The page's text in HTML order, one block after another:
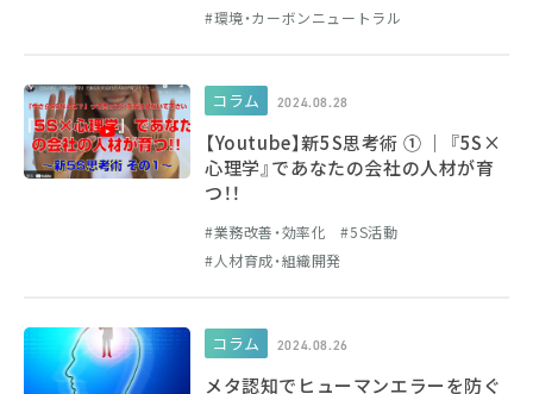
環境・カーボンニュートラル
コラム 2024.08.28
【Youtube】新5S思考術 ① │ 『5S×
心理学』であなたの会社の人材が育
つ！！
業務改善・効率化
5S活動
人材育成・組織開発
コラム 2024.08.26
メタ認知でヒューマンエラーを防ぐ